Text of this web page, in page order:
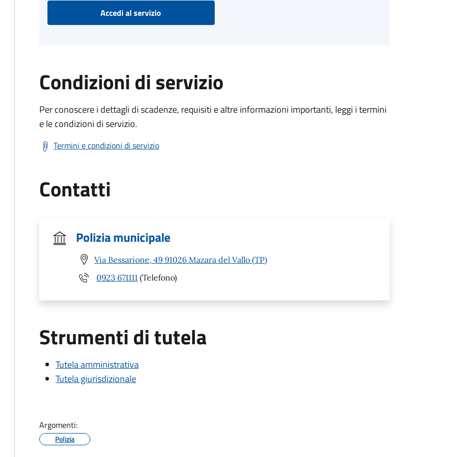
Accedi al servizio
Condizioni di servizio
Per conoscere i dettagli di scadenze, requisiti e altre informazioni importanti, leggi i termini
e le condizioni di servizio.
Termini e condizioni di servizio
Contatti
Polizia municipale
Via Bessarione, 49 91026 Mazara del Vallo (TP)
0923 671111 (Telefono)
Strumenti di tutela
Tutela amministrativa
Tutela giurisdizionale
Argomenti:
Polizia